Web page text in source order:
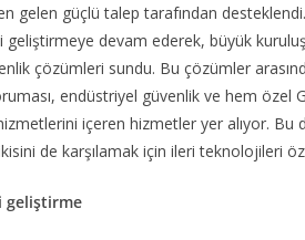
güçlü talep tarafından desteklendi.
geliştirmeye devam ederek, büyük
çözümleri sundu. Bu çözümler
endüstriyel güvenlik ve hem özel
içeren hizmetler yer alıyor. Bu
de karşılamak için ileri teknolojileri
geliştirme